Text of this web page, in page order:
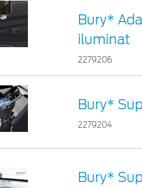
Bury*
iluminat
2279206
Bury*
2279204
Bury*